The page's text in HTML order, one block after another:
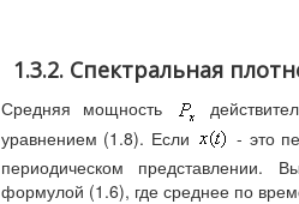
1.3.2. Спектральная
Средняя мощность
уравнением (1.8). Если
- это
периодическом представлении.
формулой (1.6), где среднее по